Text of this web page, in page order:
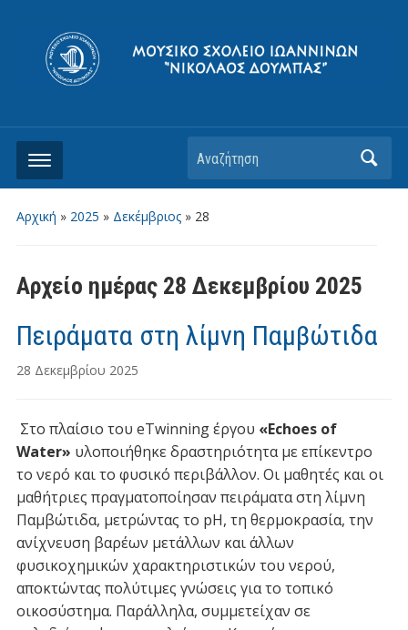
Αρχική » 2025 » Δεκέμβριος» 28
Αρχείο ημέρας 28 Δεκεμβρίου 2025
Πειράματα στη λίμνη Παμβώτιδα
28 Δεκεμβρίου 2025
Στο πλαίσιο του eTwinning έργου «Echoes of
Water» υλοποιήθηκε δραστηριότητα με επίκεντρο
το νερό και το φυσικό περιβάλλον. Οι μαθητές και οι
μαθήτριες πραγματοποίησαν πειράματα στη λίμνη
Παμβώτιδα, μετρώντας το pH, τη θερμοκρασία, την
ανίχνευση βαρέων μετάλλων και άλλων
φυσικοχημικών χαρακτηριστικών του νερού,
αποκτώντας πολύτιμες γνώσεις για το τοπικό
οικοσύστημα. Παράλληλα, συμμετείχαν σε